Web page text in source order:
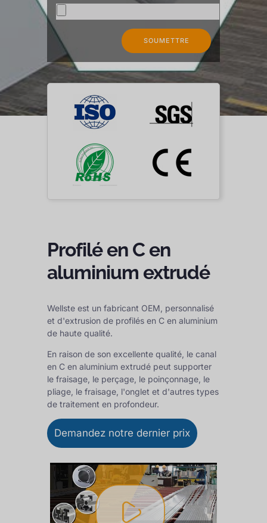
Profilé en C en
aluminium extrudé
Wellste est un fabricant OEM, personnalisé
et d'extrusion de profilés en C en aluminium
de haute qualité.
En raison de son excellente qualité, le canal
en C en aluminium extrudé peut supporter
le fraisage, le perçage, le poinçonnage, le
pliage, le fraisage, l'onglet et d'autres types
de traitement en profondeur.
Demandez notre dernier prix